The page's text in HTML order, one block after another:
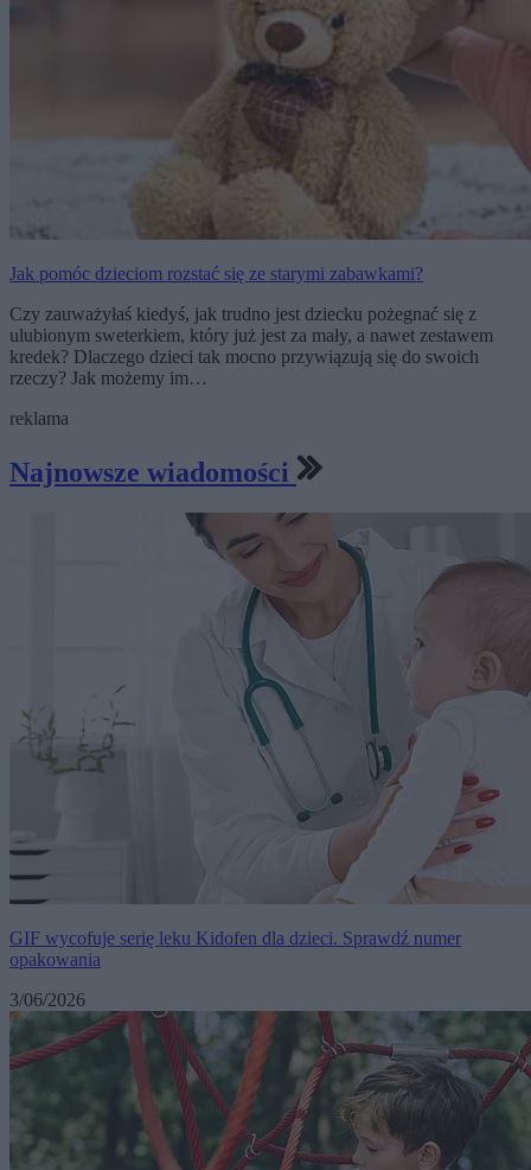
Jak pomóc dzieciom rozstać się ze starymi zabawkami?
Czy zauważyłaś kiedyś, jak trudno jest dziecku pożegnać się z
ulubionym sweterkiem, który już jest za mały, a nawet zestawem
kredek? Dlaczego dzieci tak mocno przywiązują się do swoich
rzeczy? Jak możemy im…
reklama
Najnowsze wiadomości
GIF wycofuje serię leku Kidofen dla dzieci. Sprawdź numer
opakowania
3/06/2026